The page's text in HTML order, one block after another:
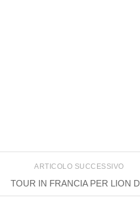
ARTICOLO SUCCESSIVO
TOUR IN FRANCIA PER LION D